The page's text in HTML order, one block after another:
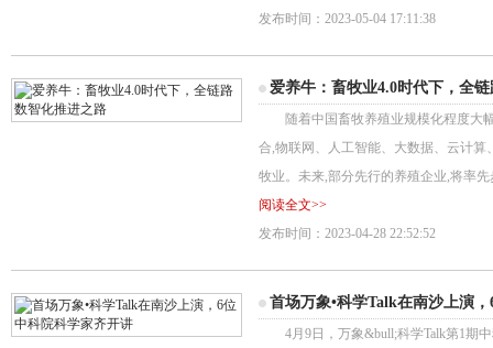
发布时间：2023-05-04 17:11:38
爱养牛：畜牧业4.0时代下，全
随着中国畜牧养殖业规模化程度大
合,物联网、人工智能、大数据、云计
牧业。未来,部分先行的养殖企业,将率
阅读全文>>
发布时间：2023-04-28 22:52:52
首场万象•科学Talk在南沙上演
4月9日，万象&bull;科学Talk第1期中